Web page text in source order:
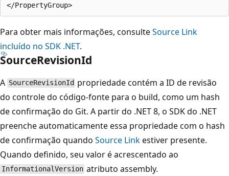
Para obter mais informações, consulteSource Link
incluído no SDK .NET.
SourceRevisionId
A SourceRevisionId propriedade contém a ID de revisão
do controle do código-fonte para o build, como um hash
de confirmação do Git. A partir do .NET 8, o SDK do .NET
preenche automaticamente essa propriedade com o hash
de confirmação quando Source Linkestiver presente.
Quando definido, seu valor é acrescentado ao
InformationalVersion atributo assembly.